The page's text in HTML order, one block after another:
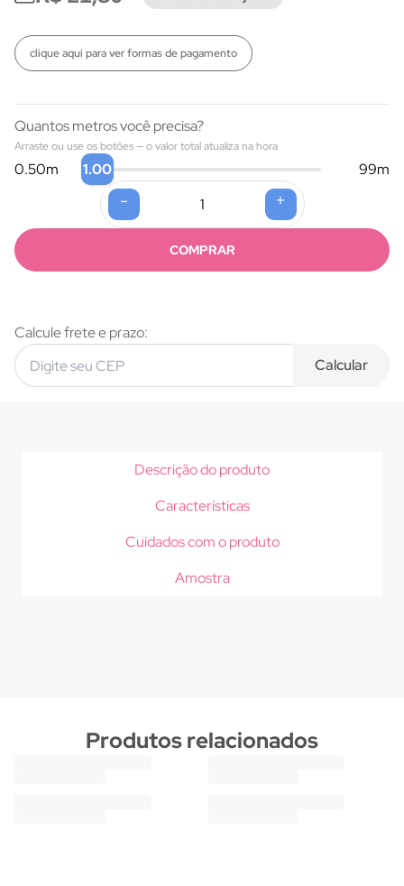
clique aqui para ver formas de pagamento
Formas de pagamento
Quantos metros você precisa?
Arraste ou use os botões — o valor total atualiza na hora
0.50m 1.00 99m
- +
COMPRAR
Calcule frete e prazo:
Calcular
Descrição do produto
Características
Cuidados com o produto
Amostra
Produtos relacionados